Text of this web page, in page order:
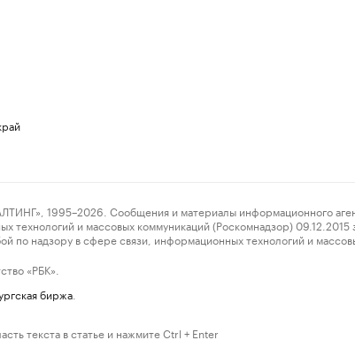
1995–2026. Сообщения и материалы информационного
технологий и массовых коммуникаций (Роскомнадзор)
по надзору в сфере связи, информационных технологий и
«РБК».
биржа
текста в статье и нажмите Ctrl + Enter